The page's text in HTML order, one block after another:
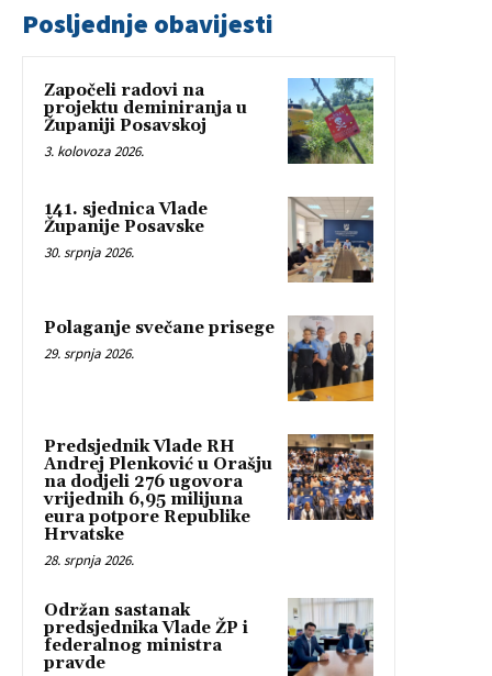
Posljednje obavijesti
Započeli radovi na
projektu deminiranja u
Županiji Posavskoj
3. kolovoza 2026.
141. sjednica Vlade
Županije Posavske
30. srpnja 2026.
Polaganje svečane prisege
29. srpnja 2026.
Predsjednik Vlade RH
Andrej Plenković u Orašju
na dodjeli 276 ugovora
vrijednih 6,95 milijuna
eura potpore Republike
Hrvatske
28. srpnja 2026.
Održan sastanak
predsjednika Vlade ŽP i
federalnog ministra
pravde